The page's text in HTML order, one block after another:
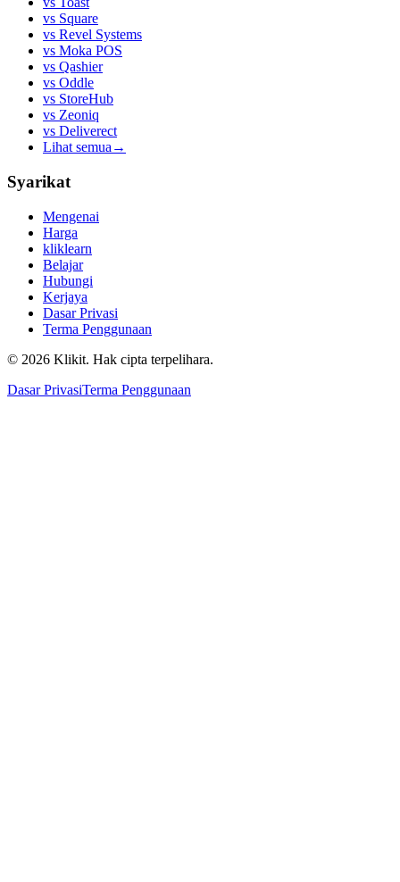
vs Square
vs Revel Systems
vs Moka POS
vs Qashier
vs Oddle
vs StoreHub
vs Zeoniq
vs Deliverect
Lihat semua →
Syarikat
Mengenai
Harga
kliklearn
Belajar
Hubungi
Kerjaya
Dasar Privasi
Terma Penggunaan
© 2026 Klikit. Hak cipta terpelihara.
Dasar PrivasiTerma Penggunaan